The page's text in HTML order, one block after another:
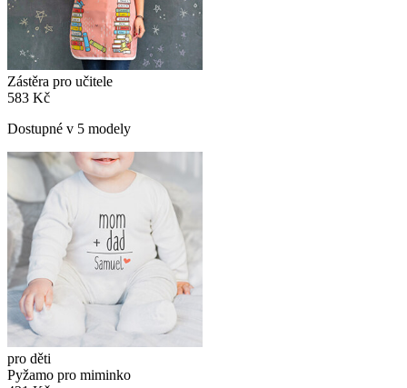
Zástěra pro učitele
583 Kč
Dostupné v 5 modely
pro děti
Pyžamo pro miminko